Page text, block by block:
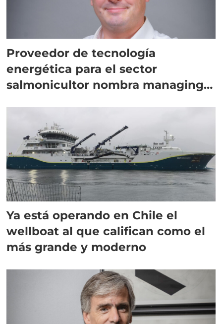
Proveedor de tecnología
energética para el sector
salmonicultor nombra managing
Ya está operando en Chile el
wellboat al que califican como el
más grande y moderno